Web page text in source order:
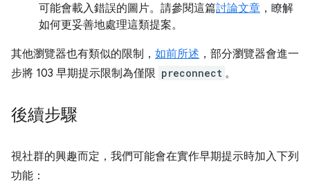
可能會載入錯誤的圖片。請參閱這篇討論文章 ，瞭解
如何更妥善地處理這類提案。
其他瀏覽器也有類似的限制， 如前所述 ，部分瀏覽器會進一
步將 103 早期提示限制為僅限 preconnect 。
後續步驟
視社群的興趣而定，我們可能會在實作早期提示時加入下列
功能：